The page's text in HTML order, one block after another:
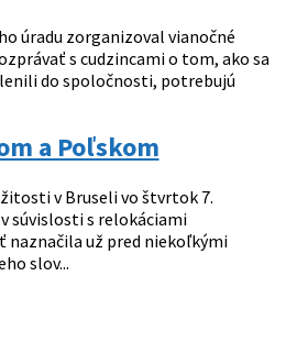
úradu zorganizoval vianočné
s cudzincami o tom, ako sa
do spoločnosti, potrebujú
a Poľskom
v Bruseli vo štvrtok 7.
súvislosti s relokáciami
už pred niekoľkými
slov...